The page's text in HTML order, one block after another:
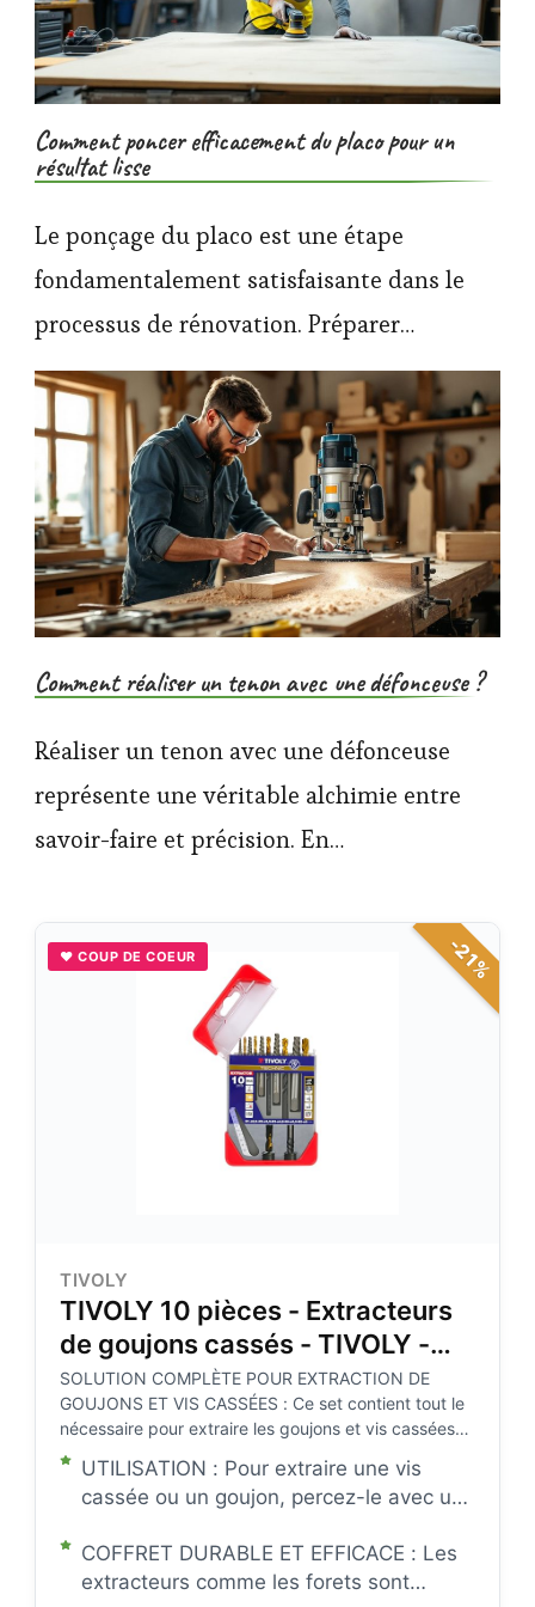
Comment poncer efficacement du placo pour un
résultat lisse
Le ponçage du placo est une étape
fondamentalement satisfaisante dans le
processus de rénovation. Préparer…
Comment réaliser un tenon avec une défonceuse ?
Réaliser un tenon avec une défonceuse
représente une véritable alchimie entre
savoir-faire et précision. En…
-21%
♥ COUP DE COEUR
TIVOLY
TIVOLY 10 pièces - Extracteurs
de goujons cassés - TIVOLY -
11901170052
SOLUTION COMPLÈTE POUR EXTRACTION DE
GOUJONS ET VIS CASSÉES : Ce set contient tout le
nécessaire pour extraire les goujons et vis cassées
de tailles M3 à M18 : 5 forets HSS Steam TiN à
pointe en croix et 5 extracteurs.
UTILISATION : Pour extraire une vis
cassée ou un goujon, percez-le avec un
l'extracteur correspondant afin de
dévisser la tige filetée facilement à l'aide
COFFRET DURABLE ET EFFICACE : Les
extracteurs comme les forets sont